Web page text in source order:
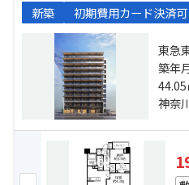
新築 初期費用カード決済可
東急
急本線
「平
築年
神奈